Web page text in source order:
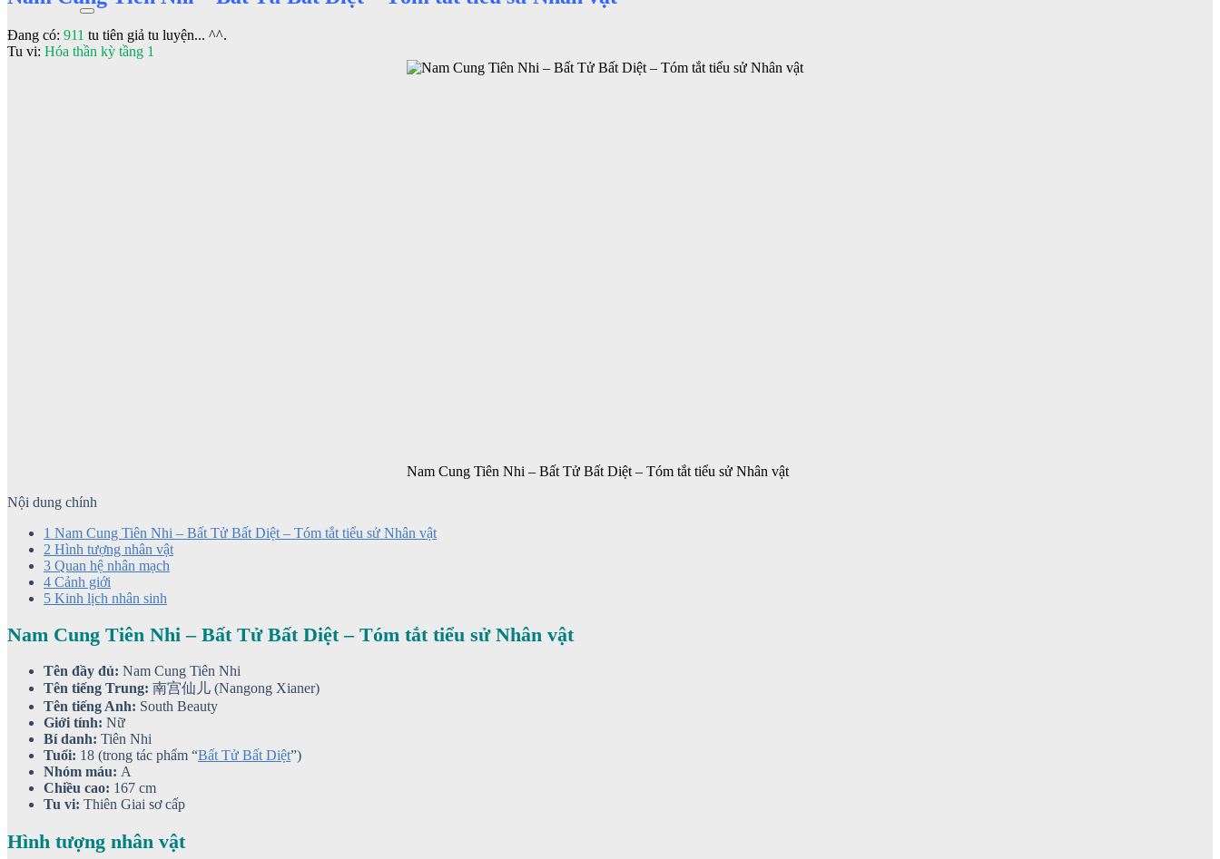
Đang có: 911 tu tiên giả tu luyện... ^^.
Tu vi: Hóa thần kỳ tầng 1
Nam Cung Tiên Nhi – Bất Tử Bất Diệt – Tóm tắt tiểu sử Nhân vật
Nội dung chính
1 Nam Cung Tiên Nhi – Bất Tử Bất Diệt – Tóm tắt tiểu sử Nhân vật
2 Hình tượng nhân vật
3 Quan hệ nhân mạch
4 Cảnh giới
5 Kinh lịch nhân sinh
Nam Cung Tiên Nhi – Bất Tử Bất Diệt – Tóm tắt tiểu sử Nhân vật
Tên đầy đủ: Nam Cung Tiên Nhi
Tên tiếng Trung: 南宫仙儿 (Nangong Xianer)
Tên tiếng Anh: South Beauty
Giới tính: Nữ
Bí danh: Tiên Nhi
Tuổi: 18 (trong tác phẩm “Bất Tử Bất Diệt”)
Nhóm máu: A
Chiều cao: 167 cm
Tu vi: Thiên Giai sơ cấp
Hình tượng nhân vật